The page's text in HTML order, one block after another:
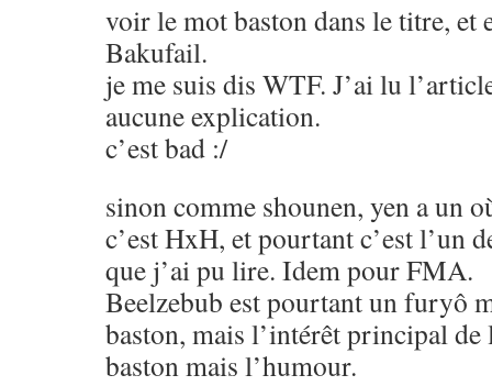
voir le mot baston dans le titre, et
Bakufail.
je me suis dis WTF. J’ai lu
aucune explication.
c’est bad :/
sinon comme shounen, yen a un
c’est HxH, et pourtant c’est l’un
que j’ai pu lire. Idem pour FMA.
Beelzebub est pourtant un furyô
baston, mais l’intérêt principal de
baston mais l’humour.